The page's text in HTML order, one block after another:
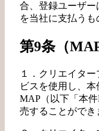
合、登録ユーザー
を当社に支払うも
第9条（
１．クリエイタ
ビスを使用し、
MAP（以下「本
売することができ